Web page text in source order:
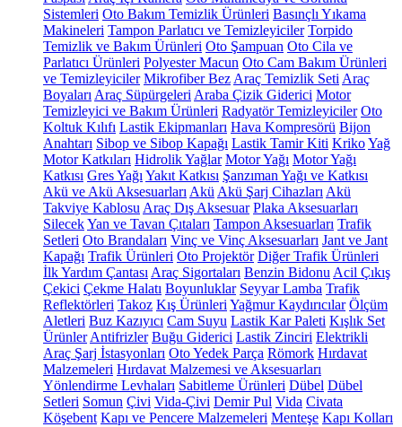
Sistemleri Oto Bakım Temizlik Ürünleri Basınçlı Yıkama
Makineleri Tampon Parlatıcı ve Temizleyiciler Torpido
Temizlik ve Bakım Ürünleri Oto Şampuan Oto Cila ve
Parlatıcı Ürünleri Polyester Macun Oto Cam Bakım Ürünleri
ve Temizleyiciler Mikrofiber Bez Araç Temizlik Seti Araç
Boyaları Araç Süpürgeleri Araba Çizik Giderici Motor
Temizleyici ve Bakım Ürünleri Radyatör Temizleyiciler Oto
Koltuk Kılıfı Lastik Ekipmanları Hava Kompresörü Bijon
Anahtarı Sibop ve Sibop Kapağı Lastik Tamir Kiti KrikoYağ
Motor Katkıları Hidrolik Yağlar Motor Yağı Motor Yağı
Katkısı Gres Yağı Yakıt Katkısı Şanzıman Yağı ve Katkısı
Akü ve Akü Aksesuarları Akü Akü Şarj Cihazları Akü
Takviye Kablosu Araç Dış Aksesuar Plaka Aksesuarları
SilecekYan ve Tavan Çıtaları Tampon Aksesuarları Trafik
Setleri Oto Brandaları Vinç ve Vinç Aksesuarları Jant ve Jant
Kapağı Trafik Ürünleri Oto Projektör Diğer Trafik Ürünleri
İlk Yardım Çantası Araç Sigortaları Benzin Bidonu Acil Çıkış
Çekici Çekme Halatı Boyunluklar Seyyar Lamba Trafik
Reflektörleri Takoz Kış Ürünleri Yağmur Kaydırıcılar Ölçüm
Aletleri Buz Kazıyıcı Cam Suyu Lastik Kar Paleti Kışlık Set
Ürünler Antifrizler Buğu Giderici Lastik Zinciri Elektrikli
Araç Şarj İstasyonları Oto Yedek Parça Römork Hırdavat
Malzemeleri Hırdavat Malzemesi ve Aksesuarları
Yönlendirme Levhaları Sabitleme Ürünleri Dübel Dübel
Setleri Somun Çivi Vida-Çivi Demir Pul Vida Civata
Köşebent Kapı ve Pencere Malzemeleri Menteşe Kapı Kolları